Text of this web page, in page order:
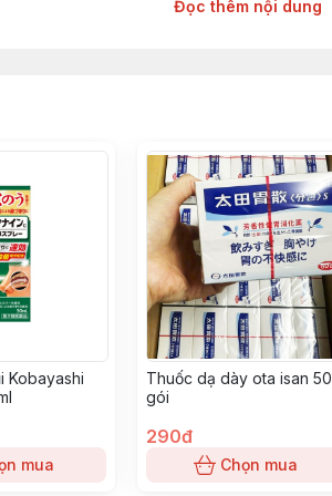
nội địa chính hãng
https://zalo.me/g/dchaie867
Đọc thêm nội dung
Kobayashi
mua
Thuốc dạ dày ota isan 50
gói
290đ
Chọn mua